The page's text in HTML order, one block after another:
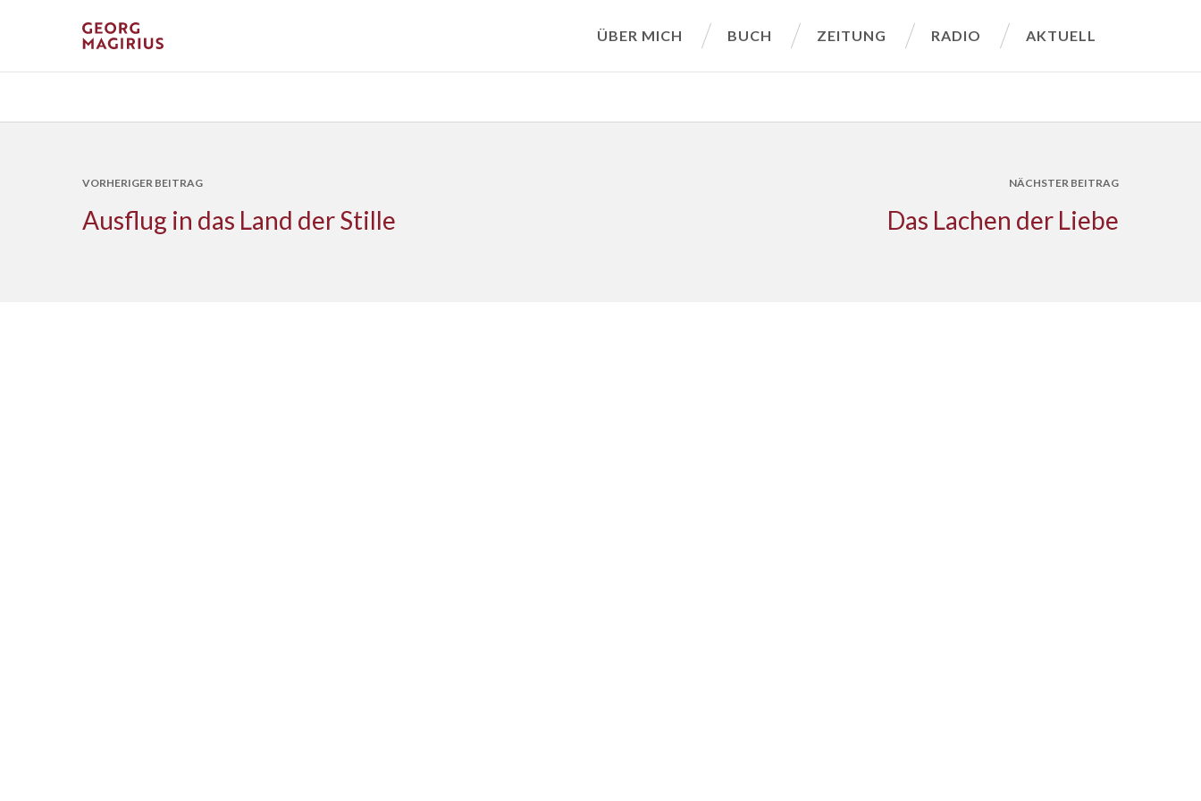
ÜBER MICH BUCH ZEITUNG RADIO AKTUELL
VORHERIGER BEITRAG
Ausflug in das Land der Stille
NÄCHSTER BEITRAG
Das Lachen der Liebe